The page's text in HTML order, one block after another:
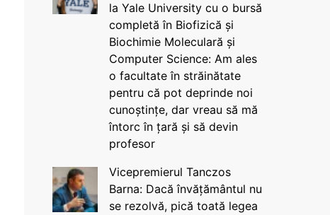
la Yale University cu o bursă
completă în Biofizică și
Biochimie Moleculară și
Computer Science: Am ales
o facultate în străinătate
pentru că pot deprinde noi
cunoștințe, dar vreau să mă
întorc în țară și să devin
profesor
Vicepremierul Tanczos
Barna: Dacă învățământul nu
se rezolvă, pică toată legea